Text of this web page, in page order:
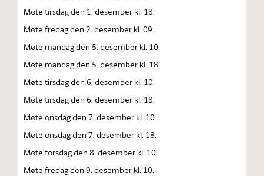
Møte tirsdag den 1. desember kl. 18.
Møte fredag den 2. desember kl. 09.
Møte mandag den 5. desember kl. 10.
Møte mandag den 5. desember kl. 18.
Møte tirsdag den 6. desember kl. 10.
Møte tirsdag den 6. desember kl. 18.
Møte onsdag den 7. desember kl. 10.
Møte onsdag den 7. desember kl. 18.
Møte torsdag den 8. desember kl. 10.
Møte fredag den 9. desember kl. 10.